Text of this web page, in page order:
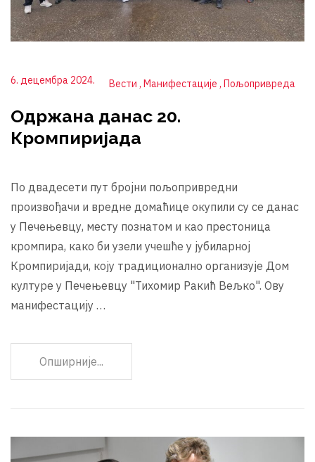
6. децембра 2024. Вести Манифестације Пољопривреда
Одржана данас 20.
Кромпиријада
По двадесети пут бројни пољопривредни
произвођачи и вредне домаћице окупили су се данас
у Печењевцу, месту познатом и као престоница
кромпира, како би узели учешће у јубиларној
Кромпиријади, коју традиционално организује Дом
културе у Печењевцу "Тихомир Ракић Вељко". Ову
манифестацију …
Опширније...